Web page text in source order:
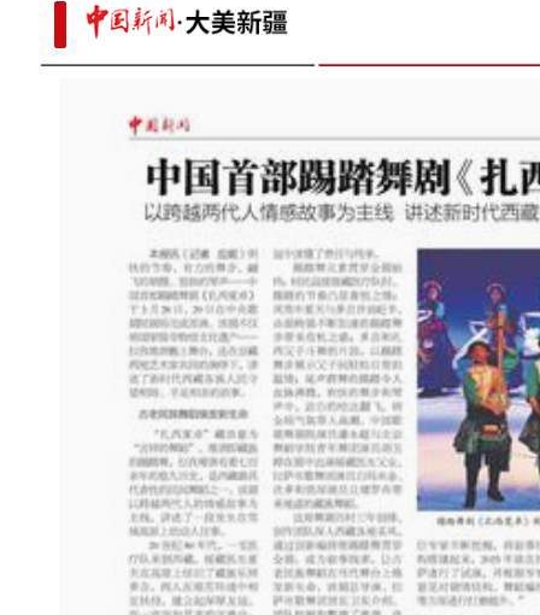
蒙眼拆卸武器分解结合 军